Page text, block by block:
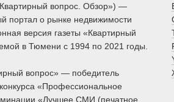
вопрос. Обзор») —
портал о рынке недвижимости
версия газеты «Квартирный
в Тюмени с 1994 по 2021 годы.
вопрос» — победитель
«Профессиональное
«Лучшее СМИ (печатное